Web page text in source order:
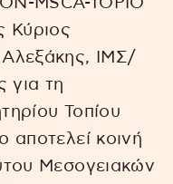
Κύριος
ΙΜΣ/
για τη
Τοπίου
αποτελεί κοινή
Μεσογειακών